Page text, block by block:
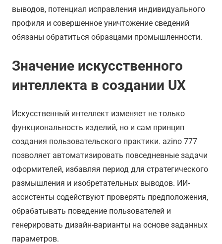
выводов, потенциал исправления индивидуального
профиля и совершенное уничтожение сведений
обязаны обратиться образцами промышленности.
Значение искусственного
интеллекта в создании UX
Искусственный интеллект изменяет не только
функциональность изделий, но и сам принцип
создания пользовательского практики. azino 777
позволяет автоматизировать повседневные задачи
оформителей, избавляя период для стратегического
размышления и изобретательных выводов. ИИ-
ассистенты содействуют проверять предположения,
обрабатывать поведение пользователей и
генерировать дизайн-варианты на основе заданных
параметров.